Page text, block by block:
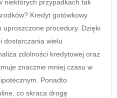
niektórych przypadkach tak
Kredyt gotówkowy
uproszczone procedury. Dzięki
dostarczania wielu
zdolności kredytowej oraz
znacznie mniej czasu w
Ponadto
co skraca drogę